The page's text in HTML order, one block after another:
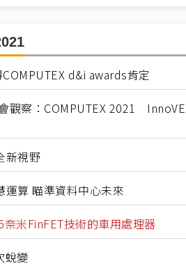
d&i awards肯定
觀察：COMPUTEX 2021
新視野
運算 瞄準資料中心未來
米FinFET技術的車用處理器
蛻變